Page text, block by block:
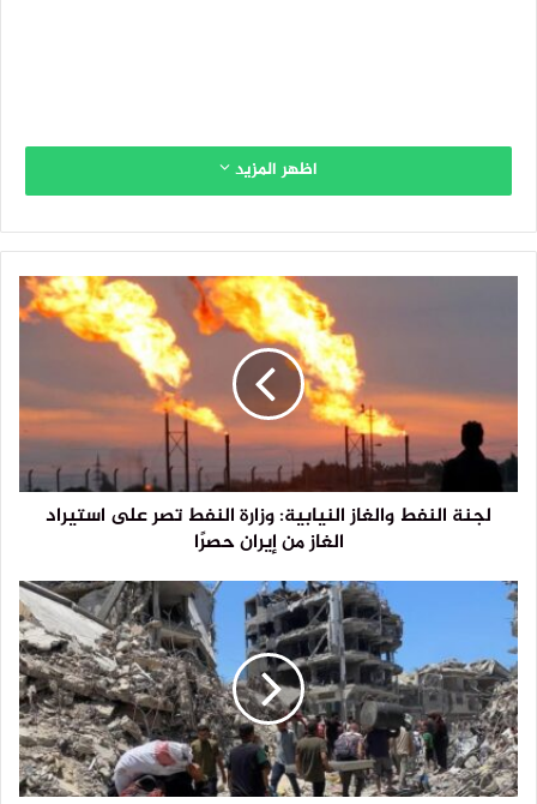
اظهر المزيد
لجنة النفط والغاز النيابية: وزارة النفط تصر على استيراد
الغاز من إيران حصرًا